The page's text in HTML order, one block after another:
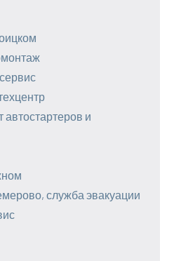
автостартеров и
служба эвакуации